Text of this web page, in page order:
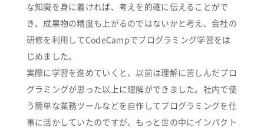
な知識を身に着ければ、考えを的確に伝えることがで
き、成果物の精度も上がるのではないかと考え、会社の
研修を利用してCodeCampでプログラミング学習をは
じめました。
実際に学習を進めていくと、以前は理解に苦しんだプロ
グラミングが思った以上に理解ができました。社内で使
う簡単な業務ツールなどを自作してプログラミングを仕
事に活かしていたのですが、もっと世の中にインパクト